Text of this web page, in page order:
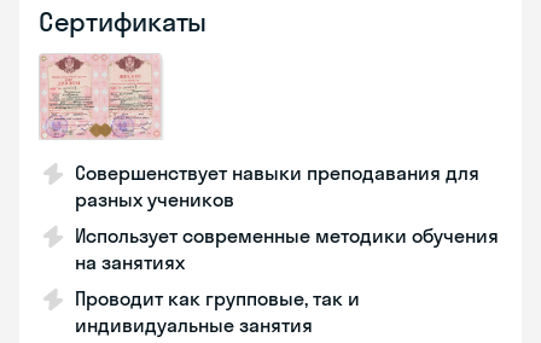
Сертификаты
Совершенствует навыки преподавания для
разных учеников
Использует современные методики обучения
на занятиях
Проводит как групповые, так и
индивидуальные занятия